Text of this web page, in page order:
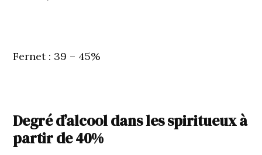
Fernet: 39 – 45%
Degré d’alcool dans les spiritueux à
partir de 40%